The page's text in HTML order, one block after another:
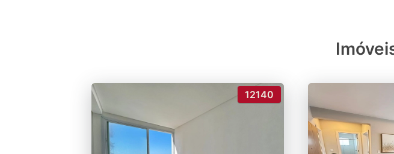
12140